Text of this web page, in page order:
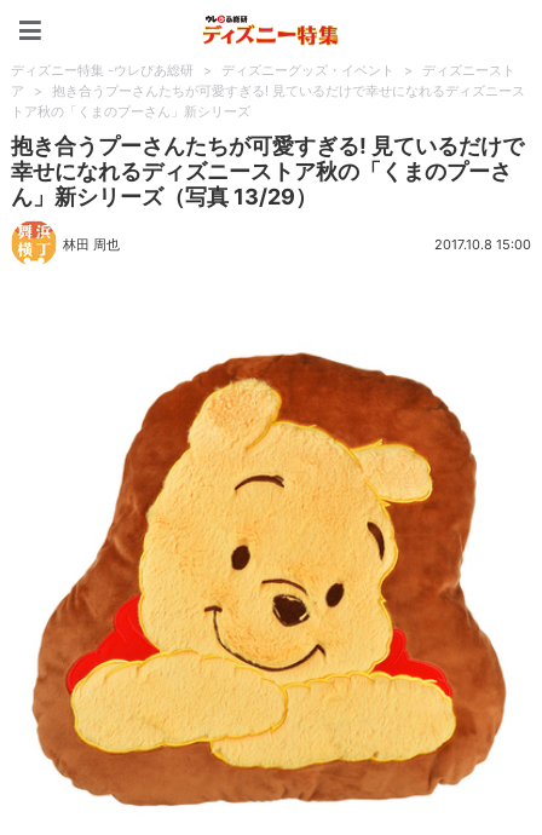
ディズニー特集 -ウレぴあ総研 > ディズニーグッズ・イベント >
ディズニースト
ア
>
抱き合うプーさんたちが可愛すぎる! 見ているだけで幸せになれるディズニース
トア秋の「くまのプーさん」新シリーズ
抱き合うプーさんたちが可愛すぎる! 見ているだけで
幸せになれるディズニーストア秋の「くまのプーさ
ん」新シリーズ（写真 13/29）
林田 周也 2017.10.8 15:00